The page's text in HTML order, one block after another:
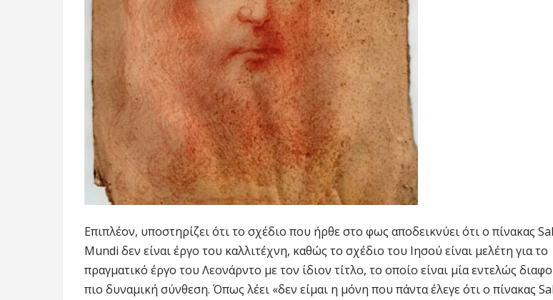
Επιπλέον, υποστηρίζει ότι το σχέδιο που ήρθε στο φως αποδεικνύει ότι ο πίνακας
Mundi δεν είναι έργο του καλλιτέχνη, καθώς το σχέδιο του Ιησού είναι μελέτη για το
πραγματικό έργο του Λεονάρντο με τον ίδιον τίτλο, το οποίο είναι μία εντελώς
πιο δυναμική σύνθεση. Όπως λέει «δεν είμαι η μόνη που πάντα έλεγε ότι ο πίνακας